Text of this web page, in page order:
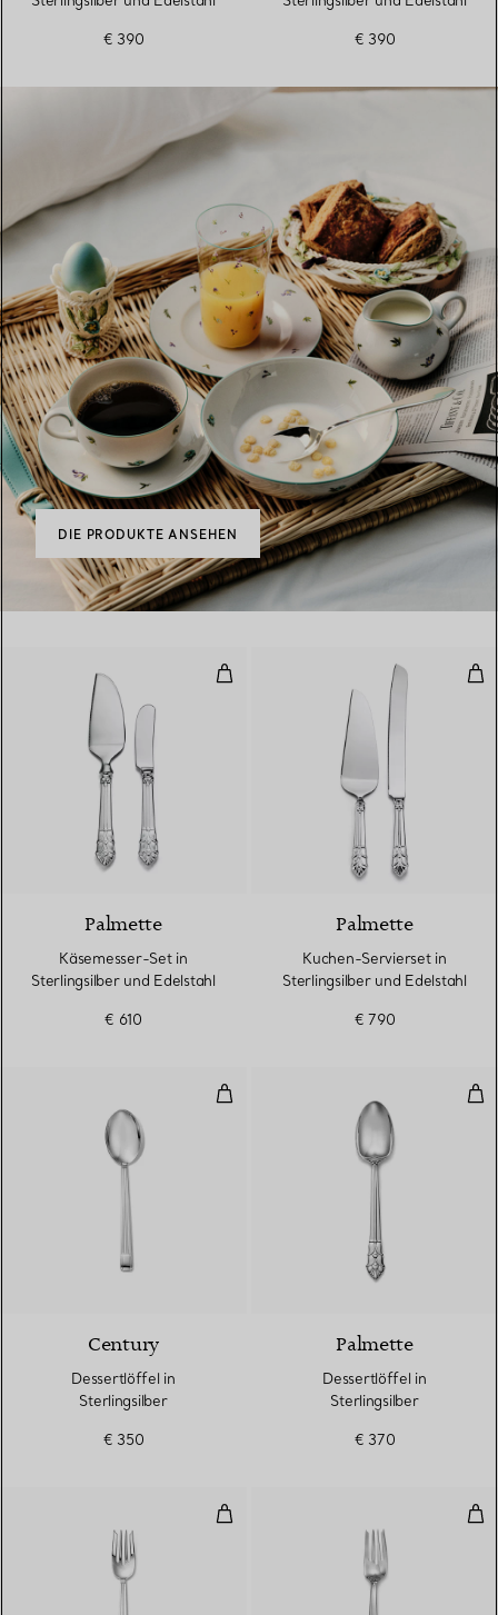
€ 390 € 390
DIE PRODUKTE ANSEHEN
Käsemesser-Set in
Palmette
Käsemesser-Set in
Sterlingsilber und Edelstahl
€ 610
Palmette
Kuchen-Servierset in
Sterlingsilber und Edelstahl
€ 790
Dessertlöffel in Sterlingsilber
Century
Dessertlöffel in
Sterlingsilber
€ 350
Palmette
Dessertlöffel in
Sterlingsilber
€ 370
Salatgabel in Sterlingsilber